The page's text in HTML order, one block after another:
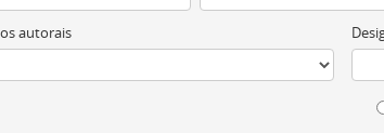
autorais